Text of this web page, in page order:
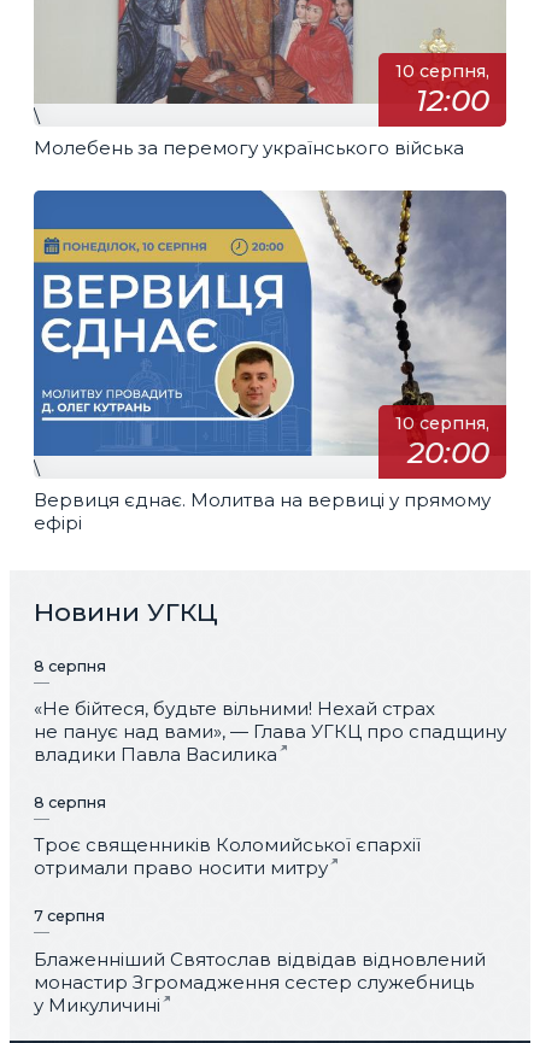
10 серпня,
12:00
\
Молебень за перемогу українського війська
10 серпня,
20:00
\
Вервиця єднає. Молитва на вервиці у прямому
ефірі
Новини УГКЦ
8 серпня
«Не бійтеся, будьте вільними! Нехай страх
не панує над вами», — Глава УГКЦ про спадщину
владики Павла Василика
8 серпня
Троє священників Коломийської єпархії
отримали право носити митру
7 серпня
Блаженніший Святослав відвідав відновлений
монастир Згромадження сестер служебниць
у Микуличині